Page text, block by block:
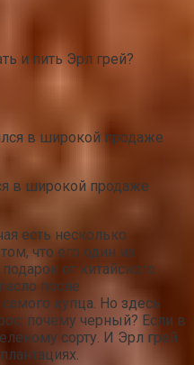
и пить Эрл грей?
в широкой продаже
есть несколько
что его один из
от китайского
после
купца. Но здесь
почему черный? Если в
сорту. И Эрл грей